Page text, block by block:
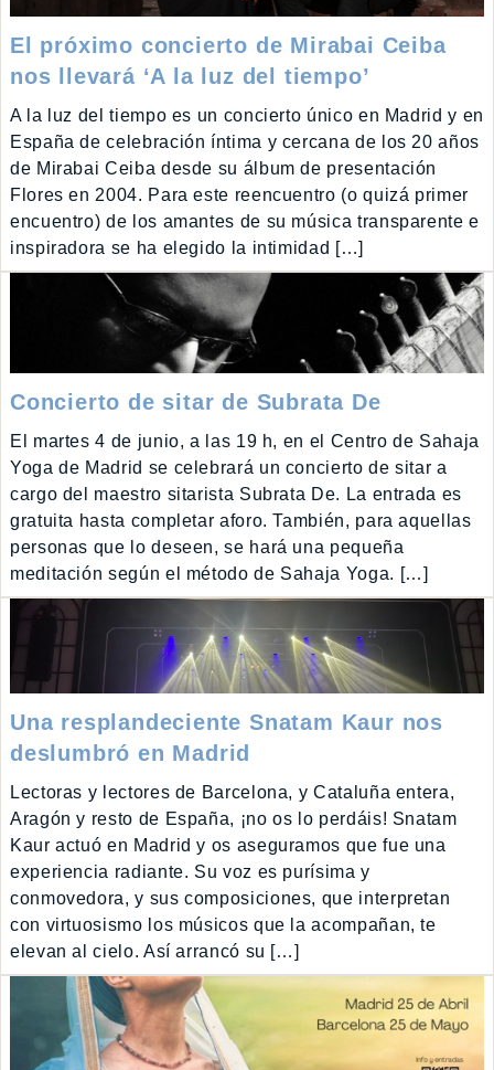
El próximo concierto de Mirabai Ceiba
nos llevará ‘A la luz del tiempo’
A la luz del tiempo es un concierto único en Madrid y en
España de celebración íntima y cercana de los 20 años
de Mirabai Ceiba desde su álbum de presentación
Flores en 2004. Para este reencuentro (o quizá primer
encuentro) de los amantes de su música transparente e
inspiradora se ha elegido la intimidad […]
Concierto de sitar de Subrata De
El martes 4 de junio, a las 19 h, en el Centro de Sahaja
Yoga de Madrid se celebrará un concierto de sitar a
cargo del maestro sitarista Subrata De. La entrada es
gratuita hasta completar aforo. También, para aquellas
personas que lo deseen, se hará una pequeña
meditación según el método de Sahaja Yoga. […]
Una resplandeciente Snatam Kaur nos
deslumbró en Madrid
Lectoras y lectores de Barcelona, y Cataluña entera,
Aragón y resto de España, ¡no os lo perdáis! Snatam
Kaur actuó en Madrid y os aseguramos que fue una
experiencia radiante. Su voz es purísima y
conmovedora, y sus composiciones, que interpretan
con virtuosismo los músicos que la acompañan, te
elevan al cielo. Así arrancó su […]